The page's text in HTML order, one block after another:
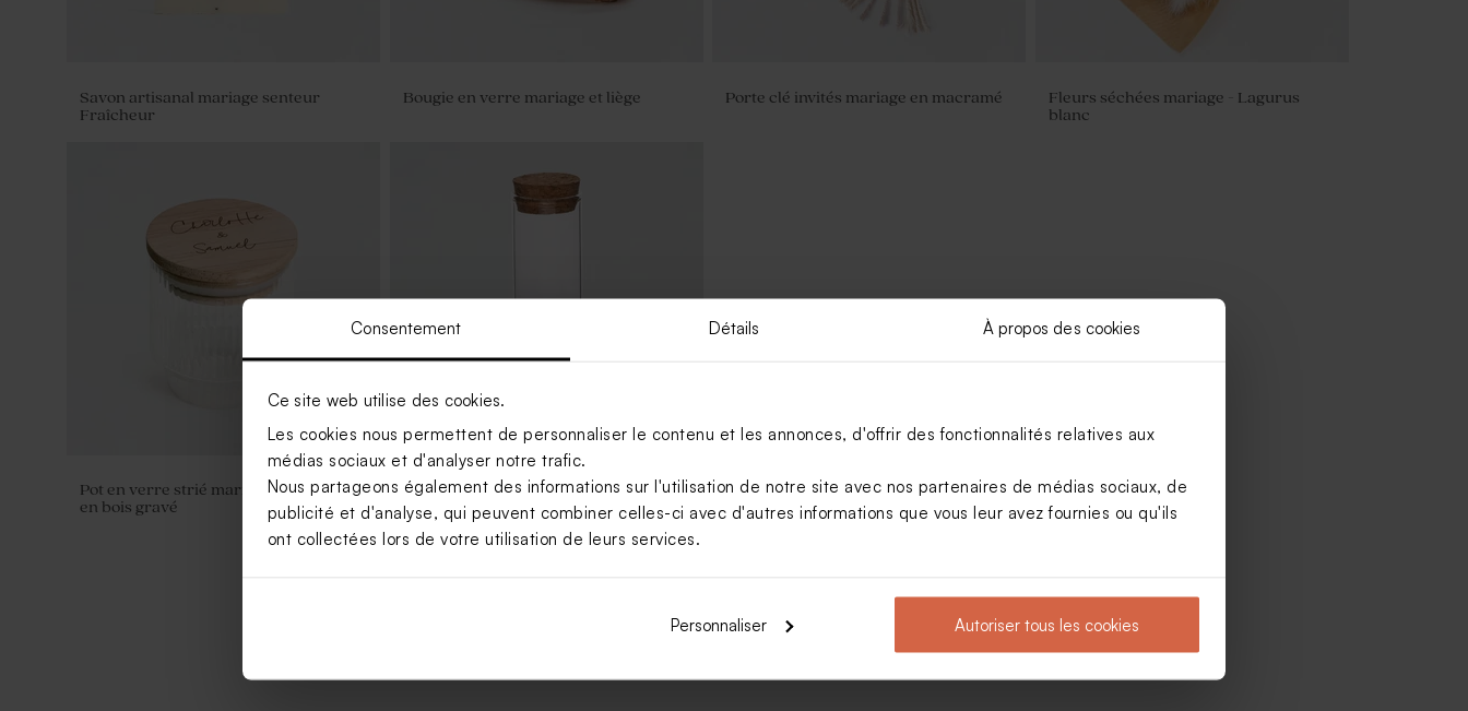
Consentement Détails À propos des cookies
Ce site web utilise des cookies.
Les cookies nous permettent de personnaliser le contenu et les annonces, d'offrir des fonctionnalités relatives aux
médias sociaux et d'analyser notre trafic.
Nous partageons également des informations sur l'utilisation de notre site avec nos partenaires de médias sociaux, de
publicité et d'analyse, qui peuvent combiner celles-ci avec d'autres informations que vous leur avez fournies ou qu'ils
ont collectées lors de votre utilisation de leurs services.
Personnaliser Autoriser tous les cookies
Savon artisanal mariage senteur
Fraîcheur
Bougie en verre mariage et liège Porte clé invités mariage en macramé
Fleurs séchées mariage - Lagurus
blanc
Pot en verre strié mariage couvercle
en bois gravé
Fiole en verre mariage